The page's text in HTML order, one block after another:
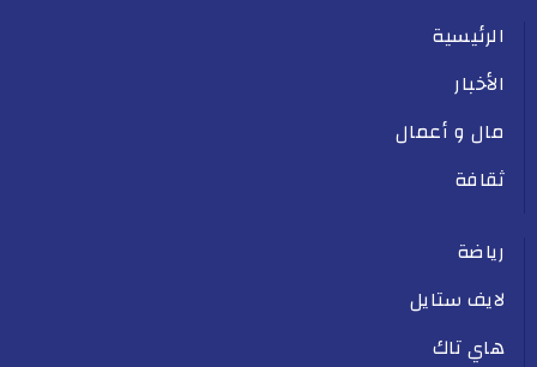
الرئيسية
الأخبار
مال و أعمال
ثقافة
رياضة
لايف ستايل
هاي تاك